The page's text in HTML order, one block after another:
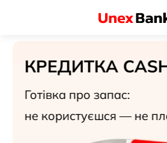
КРЕДИТКА
Готівка про запас:
не користуєшся — не